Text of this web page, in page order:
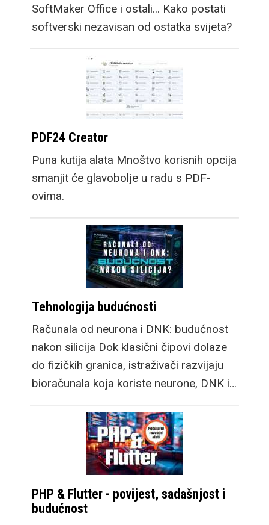
SoftMaker Office i ostali... Kako postati
softverski nezavisan od ostatka svijeta?
PDF24 Creator
Puna kutija alata Mnoštvo korisnih opcija
smanjit će glavobolje u radu s PDF-
ovima.
Tehnologija budućnosti
Računala od neurona i DNK: budućnost
nakon silicija Dok klasični čipovi dolaze
do fizičkih granica, istraživači razvijaju
bioračunala koja koriste neurone, DNK i…
PHP & Flutter - povijest, sadašnjost i
budućnost